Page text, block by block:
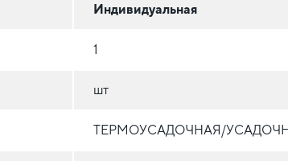
Индивидуальная
1
шт
ТЕРМОУСАДОЧНАЯ/